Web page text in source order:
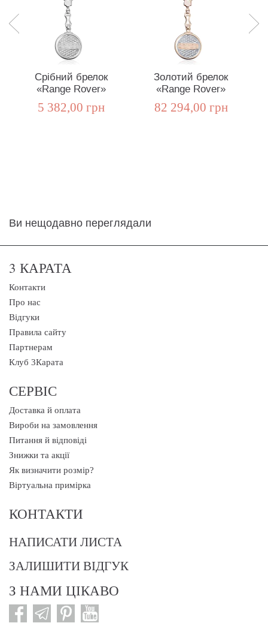
Срібний брелок
«Range Rover»
5 382,00 грн
Золотий брелок
«Range Rover»
82 294,00 грн
Ви нещодавно переглядали
3 КАРАТА
Контакти
Про нас
Відгуки
Правила сайту
Партнерам
Клуб 3Карата
СЕРВІС
Доставка й оплата
Вироби на замовлення
Питання й відповіді
Знижки та акції
Як визначити розмір?
Віртуальна примірка
КОНТАКТИ
НАПИСАТИ ЛИСТА
ЗАЛИШИТИ ВІДГУК
З НАМИ ЦІКАВО